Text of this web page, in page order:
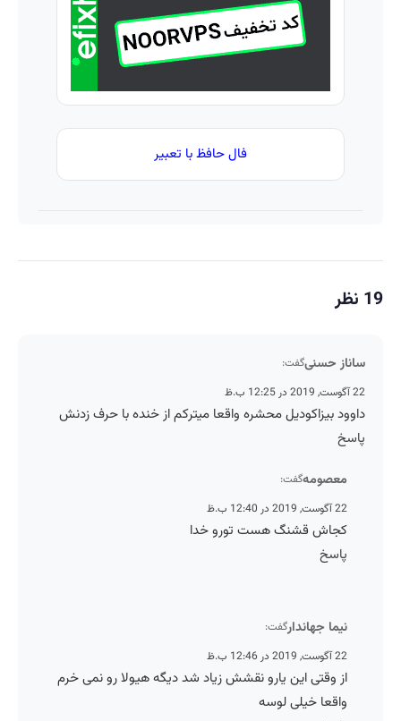
کن )
فال حافظ با تعبیر
19 نظر
ساناز حسنیگفت:
22 آگوست, 2019 در 12:25 ب.ظ
داوود بیزاکودیل محشره واقعا میترکم از خنده با حرف زدنش
پاسخ
معصومهگفت:
22 آگوست, 2019 در 12:40 ب.ظ
کجاش قشنگ هست تورو خدا
پاسخ
نیما جهاندارگفت:
22 آگوست, 2019 در 12:46 ب.ظ
از وقتی این یارو نقشش زیاد شد دیگه هیولا رو نمی خرم
واقعا خیلی لوسه